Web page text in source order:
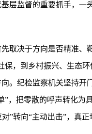
层监督的重要抓手，一
取决于方向是否精准、
，到乡村振兴、生态
。纪检监察机关坚持开
，把零散的呼声转化为
”转向“主动出击”，真正